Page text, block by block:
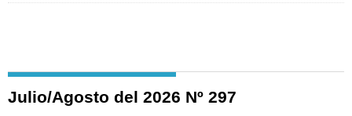
Julio/Agosto del 2026 Nº 297